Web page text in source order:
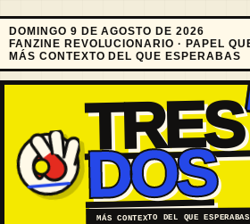
DOMINGO 9 DE AGOSTO DE 2026
FANZINE REVOLUCIONARIO · PAPEL
MÁS CONTEXTO DEL QUE ESPERABAS
DOS
MÁS CONTEXTO DEL QUE ESPERABAS